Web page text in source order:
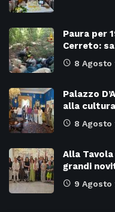
Paura per
Cerreto:
8 Agosto
Palazzo
alla
8 Agosto
Alla
grandi
9 Agosto